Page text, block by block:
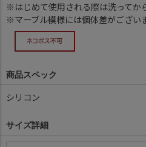
※はじめて使用される際は洗ってか
※マーブル模様には個体差がござい
商品スペック
シリコン
サイズ詳細